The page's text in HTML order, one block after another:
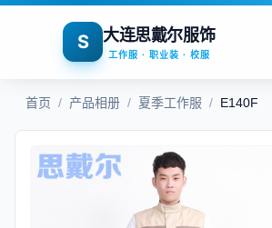
S 大连思戴尔服饰
工作服 · 职业装 · 校服
首页 / 产品相册 / 夏季工作服 / E140F